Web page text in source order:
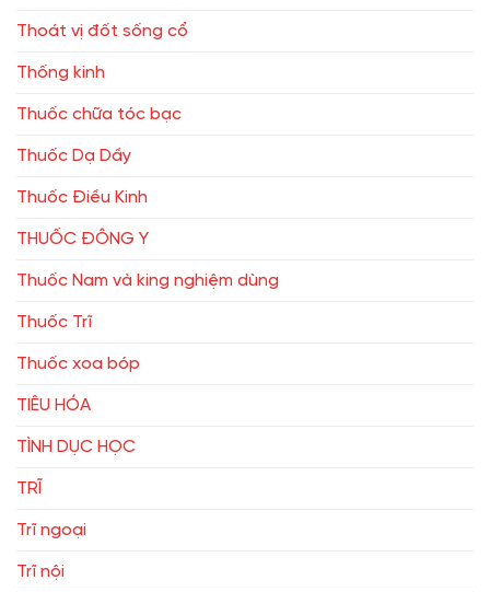
Thoát vị đốt sống cổ
Thống kinh
Thuốc chữa tóc bạc
Thuốc Dạ Dầy
Thuốc Điều Kinh
THUỐC ĐÔNG Y
Thuốc Nam và king nghiệm dùng
Thuốc Trĩ
Thuốc xoa bóp
TIÊU HÓA
TÌNH DỤC HỌC
TRĨ
Trĩ ngoại
Trĩ nội